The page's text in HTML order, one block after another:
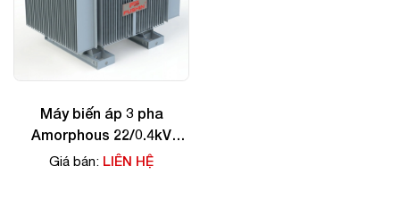
Máy biến áp 3 pha
Amorphous 22/0.4kV
180KVA
Giá bán: LIÊN HỆ